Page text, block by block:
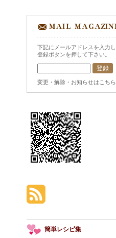
下記にメールアドレスを入力し
登録ボタンを押して下さい。
変更・解除・お知らせはこちら
簡単レシピ集